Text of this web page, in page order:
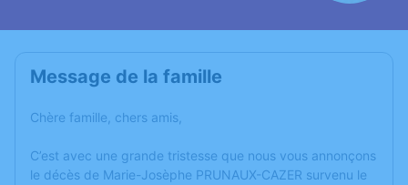
Message de la famille
Chère famille, chers amis,
C’est avec une grande tristesse que nous vous annonçons
le décès de Marie-Josèphe PRUNAUX-CAZER survenu le